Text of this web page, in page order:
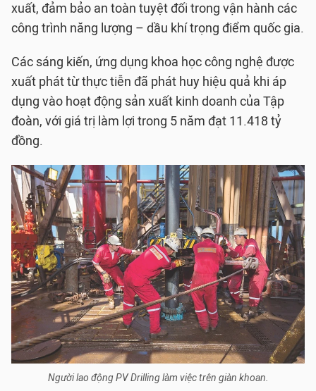
xuất, đảm bảo an toàn tuyệt đối trong vận hành các
công trình năng lượng – dầu khí trọng điểm quốc gia.
Các sáng kiến, ứng dụng khoa học công nghệ được
xuất phát từ thực tiễn đã phát huy hiệu quả khi áp
dụng vào hoạt động sản xuất kinh doanh của Tập
đoàn, với giá trị làm lợi trong 5 năm đạt 11.418 tỷ
đồng.
Người lao động PV Drilling làm việc trên giàn khoan.